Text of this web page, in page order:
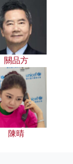
關品方
陳晴